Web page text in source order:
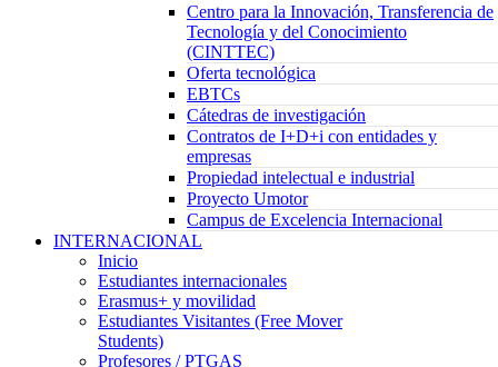
Centro para la Innovación, Transferencia de
Tecnología y del Conocimiento
(CINTTEC)
Oferta tecnológica
EBTCs
Cátedras de investigación
Contratos de I+D+i con entidades y
empresas
Propiedad intelectual e industrial
Proyecto Umotor
Campus de Excelencia Internacional
INTERNACIONAL
Inicio
Estudiantes internacionales
Erasmus+ y movilidad
Estudiantes Visitantes (Free Mover
Students)
Profesores / PTGAS